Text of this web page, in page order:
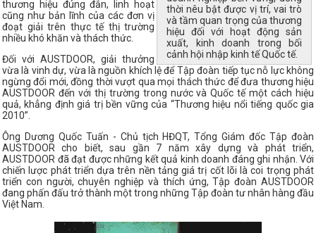
thời nêu bật được vị trí, vai trò
và tầm quan trọng của thương
hiệu đối với hoạt động sản
xuất, kinh doanh trong bối
cảnh hội nhập kinh tế Quốc tế.
thương hiệu đúng đắn, linh hoạt
cũng như bản lĩnh của các đơn vị
đoạt giải trên thực tế thị trường
nhiều khó khăn và thách thức.
Đối với AUSTDOOR, giải thưởng
vừa là vinh dự, vừa là nguồn khích lệ để Tập đoàn tiếp tục nỗ lực không
ngừng đổi mới, đồng thời vượt qua mọi thách thức để đưa thương hiệu
AUSTDOOR đến với thị trường trong nước và Quốc tế một cách hiệu
quả, khẳng định giá trị bền vững của “Thương hiệu nổi tiếng quốc gia
2010”.
Ông Dương Quốc Tuấn - Chủ tịch HĐQT, Tổng Giám đốc Tập đoàn
AUSTDOOR cho biết, sau gần 7 năm xây dựng và phát triển,
AUSTDOOR đã đạt được những kết quả kinh doanh đáng ghi nhận. Với
chiến lược phát triển dựa trên nền tảng giá trị cốt lõi là coi trọng phát
triển con người, chuyên nghiệp và thích ứng, Tập đoàn AUSTDOOR
đang phấn đấu trở thành một trong những Tập đoàn tư nhân hàng đầu
Việt Nam.